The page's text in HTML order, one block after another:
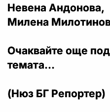
Невена Андонова,
Милена
Очаквайте още
темата...
(Нюз БГ Репортер)